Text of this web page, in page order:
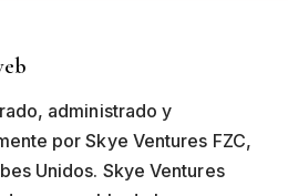
administrado y
por Skye Ventures FZC,
Unidos. Skye Ventures